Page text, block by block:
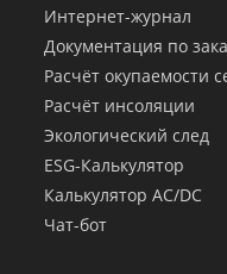
Интернет-журнал
Документация по
Расчёт окупаемости
Расчёт инсоляции
Экологический след
ESG-Калькулятор
Калькулятор AC/DC
Чат-бот